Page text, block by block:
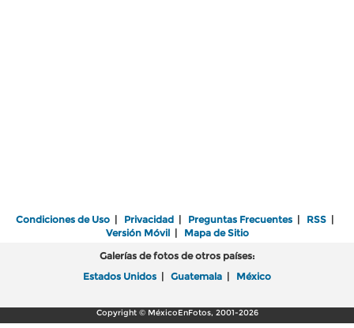
Condiciones de Uso | Privacidad | Preguntas Frecuentes | RSS |
Versión Móvil| Mapa de Sitio
Galerías de fotos de otros países:
Estados Unidos | Guatemala | México
Copyright © MéxicoEnFotos, 2001-2026